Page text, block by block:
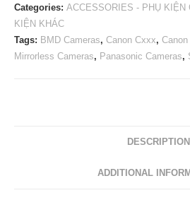
Categories: ACCESSORIES - PHỤ KIỆN
KIỆN KHÁC
Tags: BMD Cameras, Canon Cxxx,
Mirrorless Cameras, Panasonic Cameras,
DESCRIPTION
ADDITIONAL